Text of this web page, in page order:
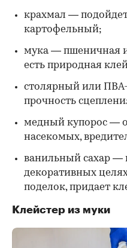
крахмал —
картофельный;
мука — пшеничная
есть природная
столярный или
прочность
медный купорос —
насекомых,
ванильный сахар —
декоративных
поделок, придает
Клейстер из муки